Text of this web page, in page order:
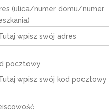
(ulica/numer domu/numer
pocztowy